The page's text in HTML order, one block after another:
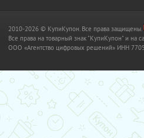
2010-2026 © КупиКупон. Все права защищены.
Все права на товарный знак "КупиКупон" и на
OOO «Агентство цифровых решений» ИНН